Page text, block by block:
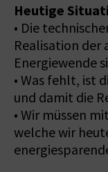
Heutige
• Die
Realisation
Energiewende
• Was fehlt, ist
und damit die
• Wir müssen
welche wir